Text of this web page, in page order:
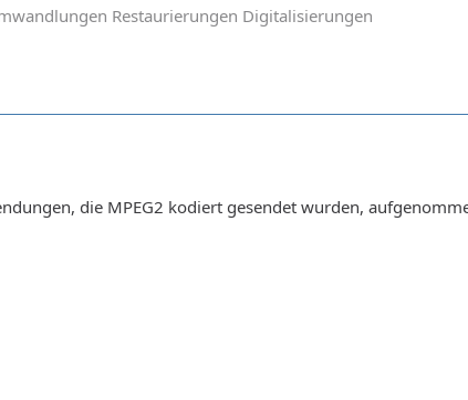
Restaurierungen Digitalisierungen
die MPEG2 kodiert gesendet wurden,